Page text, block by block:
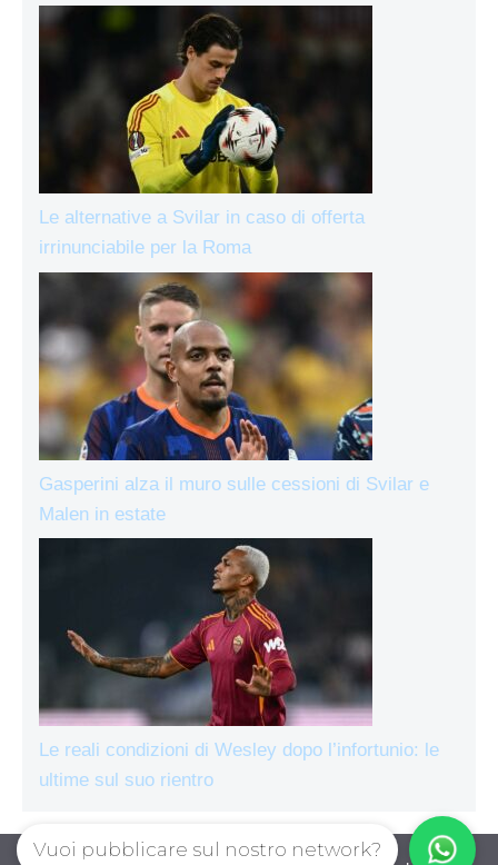
Le alternative a Svilar in caso di offerta
irrinunciabile per la Roma
Gasperini alza il muro sulle cessioni di Svilar e
Malen in estate
Le reali condizioni di Wesley dopo l’infortunio: le
ultime sul suo rientro
Vuoi pubblicare sul nostro network?